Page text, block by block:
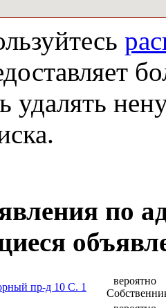
удалять
по
пр-д 10 C. 1
вероятно